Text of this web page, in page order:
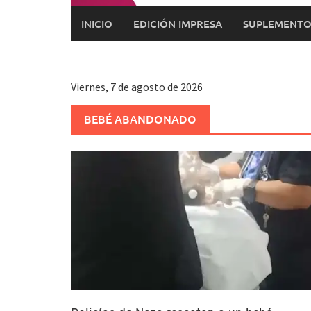
INICIO EDICIÓN IMPRESA
Viernes, 7 de agosto de 2026
BEBÉ ABANDONADO